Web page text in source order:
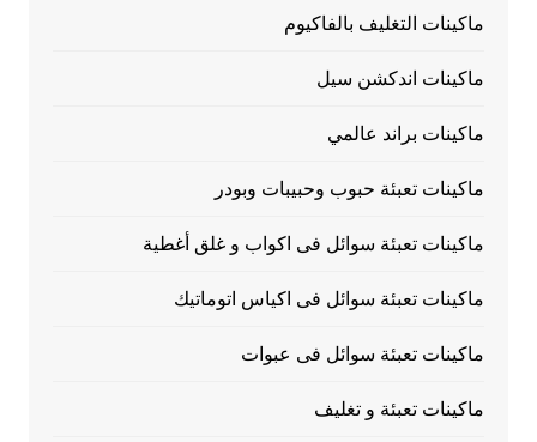
ماكينات التغليف بالفاكيوم
ماكينات اندكشن سيل
ماكينات براند عالمي
ماكينات تعبئة حبوب وحبيبات وبودر
ماكينات تعبئة سوائل فى اكواب و غلق أغطية
ماكينات تعبئة سوائل فى اكياس اتوماتيك
ماكينات تعبئة سوائل فى عبوات
ماكينات تعبئة و تغليف